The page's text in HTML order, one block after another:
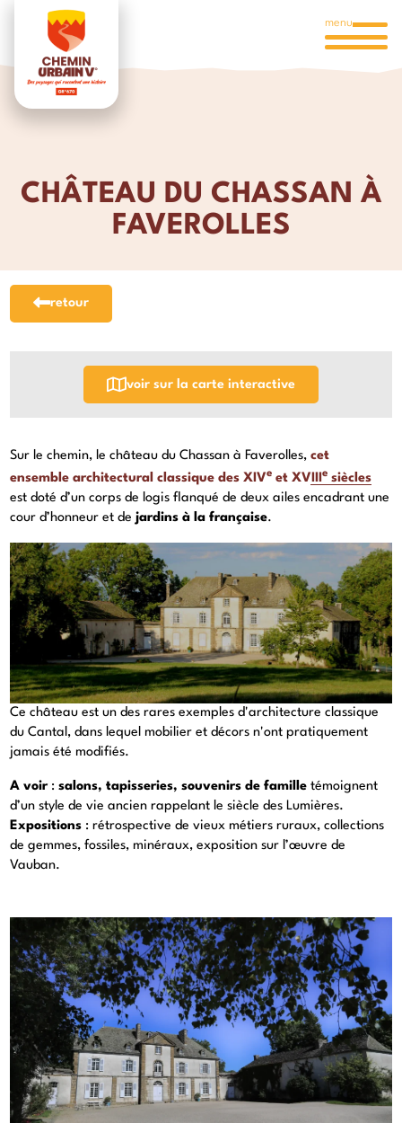
menu
CHÂTEAU DU CHASSAN À
FAVEROLLES
retour
voir sur la carte interactive
Sur le chemin, le château du Chassan à Faverolles,cet
ensemble architectural classique des XIVe et XVIIIe siècles
est doté d’un corps de logis flanqué de deux ailes encadrant une
cour d’honneur et dejardins à la française.
Ce château est un des rares exemples d'architecture classique
du Cantal, dans lequel mobilier et décors n'ont pratiquement
jamais été modifiés.
A voir:salons, tapisseries, souvenirs de famille témoignent
d’un style de vie ancien rappelant le siècle des Lumières.
Expositions : rétrospective de vieux métiers ruraux, collections
de gemmes, fossiles, minéraux, exposition sur l’œuvre de
Vauban.